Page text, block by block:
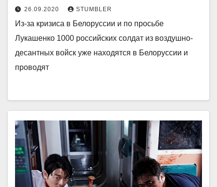
26.09.2020 STUMBLER
Из-за кризиса в Белоруссии и по просьбе
Лукашенко 1000 российских солдат из воздушно-
десантных войск уже находятся в Белоруссии и
проводят